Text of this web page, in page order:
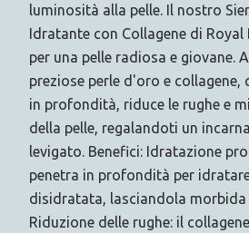
luminosità alla pelle. Il nostro
Idratante con Collagene di Royal
per una pelle radiosa e giovane.
preziose perle d'oro e
in profondità, riduce le rughe e
della pelle, regalandoti un
levigato. Benefici: Idratazione
penetra in profondità per
disidratata, lasciandola morbida
Riduzione delle rughe: il